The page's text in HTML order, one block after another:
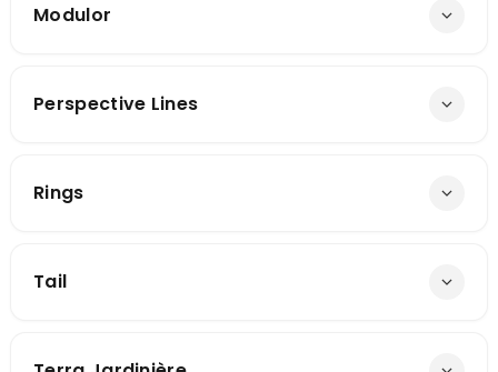
Modulor
Perspective Lines
Rings
Tail